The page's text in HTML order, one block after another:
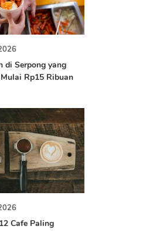
gratis
di Serpong yang
Rp15 Ribuan
Cafe Paling